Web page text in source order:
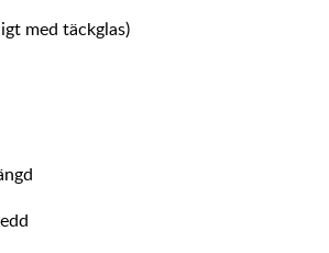
med täckglas)